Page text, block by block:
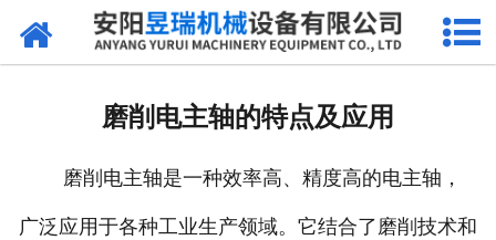
网站首页
磨削电主轴的特点及应用
磨削电主轴是一种效率高、精度高的电主轴，
广泛应用于各种工业生产领域。它结合了磨削技术和